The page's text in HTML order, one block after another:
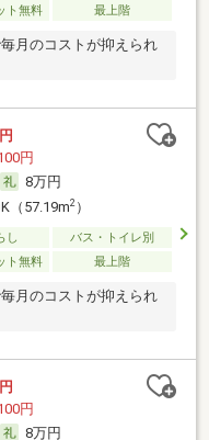
ト無料 最上階
月のコストが抑えられ
円
8万円
（57.19m2）
し
バス・トイレ別
ト無料 最上階
月のコストが抑えられ
円
8万円